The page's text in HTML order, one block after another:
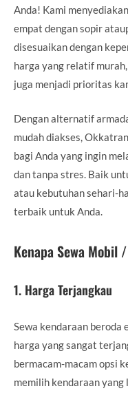
Anda! Kami
empat dengan sopir
disesuaikan dengan
harga yang relatif
juga menjadi prioritas
Dengan alternatif
mudah diakses,
bagi Anda yang ingin
dan tanpa stres. Baik
atau kebutuhan sehari-
terbaik untuk Anda.
Kenapa Sewa
1. Harga Terjangkau
Sewa kendaraan
harga yang sangat
bermacam-macam opsi
memilih kendaraan yang